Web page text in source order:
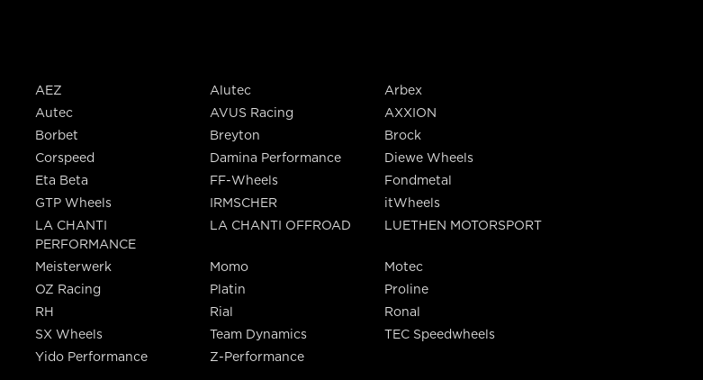
AEZ Alutec
Arbex
Autec AVUS Racing
AXXION
Borbet Breyton
Brock
Corspeed Damina Performance
Diewe Wheels
Eta Beta FF-Wheels
Fondmetal
GTP Wheels IRMSCHER
itWheels
LA CHANTI
PERFORMANCE
LA CHANTI OFFROAD LUETHEN MOTORSPORT
Meisterwerk Momo
Motec
OZ Racing Platin
Proline
RH Rial
Ronal
SX Wheels Team Dynamics
TEC Speedwheels
Yido Performance Z-Performance